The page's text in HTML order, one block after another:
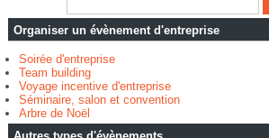
Organiser un évènement d'entreprise
Soirée d'entreprise
Team building
Voyage incentive d'entreprise
Séminaire, salon et convention
Arbre de Noël